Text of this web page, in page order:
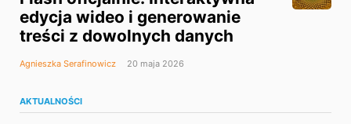
edycja wideo i generowanie
treści z dowolnych danych
Agnieszka Serafinowicz 20 maja 2026
AKTUALNOŚCI